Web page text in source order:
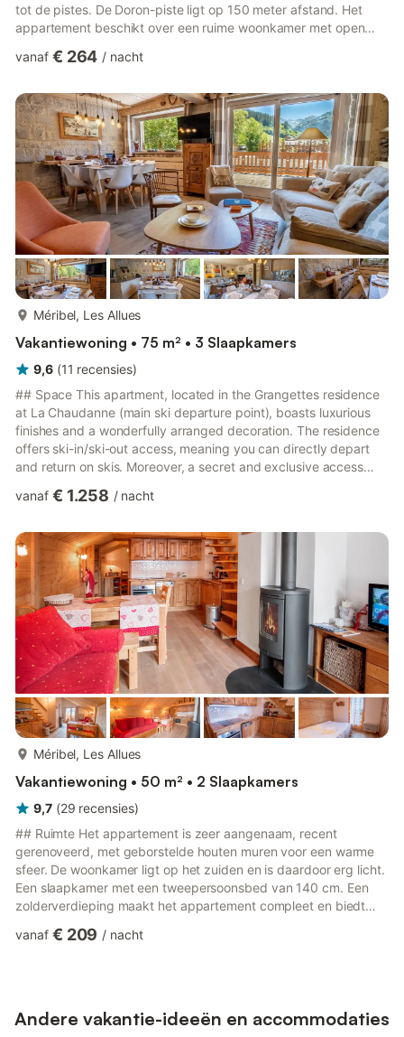
tot de pistes. De Doron-piste ligt op 150 meter afstand. Het
appartement beschikt over een ruime woonkamer met open
goed uitgerust: vaatwasser, heteluchtoven, magnetron,
koffiezetapparaat... De slaapkamer is voorzien van een
tweepersoonsbed (140 cm), een stapelbed en een hoekbureau
met een fantastisch uitzi...
vanaf € 264 / nacht
Méribel, Les Allues
Vakantiewoning • 75 m² • 3 Slaapkamers
9,6 (11 recensies)
## Space This apartment, located in the Grangettes residence
at La Chaudanne (main ski departure point), boasts luxurious
finishes and a wonderfully arranged decoration. The residence
offers ski-in/ski-out access, meaning you can directly depart
and return on skis. Moreover, a secret and exclusive access
This contemporary accommodation has been meticulously
Savoyard tradition, especially in the distinctive spirit of Méribel.
The main room, where the living area, dining ...
vanaf € 1.258 / nacht
Méribel, Les Allues
Vakantiewoning • 50 m² • 2 Slaapkamers
9,7 (29 recensies)
## Ruimte Het appartement is zeer aangenaam, recent
gerenoveerd, met geborstelde houten muren voor een warme
sfeer. De woonkamer ligt op het zuiden en is daardoor erg licht.
Een slaapkamer met een tweepersoonsbed van 140 cm. Een
zolderverdieping maakt het appartement compleet en biedt
let op, de hoofdruimte is beperkt. Een badkamer met een grote
berei...
vanaf € 209 / nacht
Andere vakantie-ideeën en accommodaties